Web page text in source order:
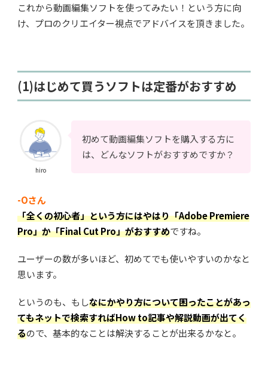
これから動画編集ソフトを使ってみたい！という方に向
け、プロのクリエイター視点でアドバイスを頂きました。
(1)はじめて買うソフトは定番がおすすめ
hiro
初めて動画編集ソフトを購入する方に
は、どんなソフトがおすすめですか？
-Oさん
「全くの初心者」という方にはやはり「Adobe Premiere
Pro」か「Final Cut Pro」がおすすめですね。
ユーザーの数が多いほど、初めてでも使いやすいのかなと
思います。
というのも、もしなにかやり方について困ったことがあっ
てもネットで検索すればHow to記事や解説動画が出てく
るので、基本的なことは解決することが出来るかなと。